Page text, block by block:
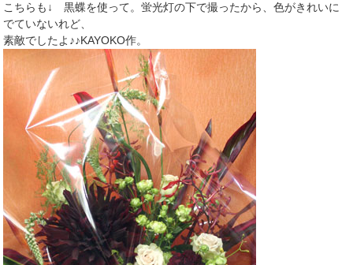
こちらも↓ 黒蝶を使って。蛍光灯の下で撮ったから、色がきれいに
でていないれど、
素敵でしたよ♪♪KAYOKO作。